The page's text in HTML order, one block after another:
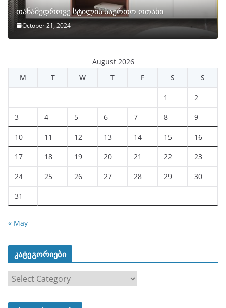
თანამედროვე სტილის საერთო ოთახი
October 21, 2024
August 2026
M
T W T F S S
1 2
3 4 5 6 7 8 9
10 11 12 13 14 15 16
17 18 19 20 21 22 23
24 25 26 27 28 29 30
31
« May
კატეგორიები
ა
ტ